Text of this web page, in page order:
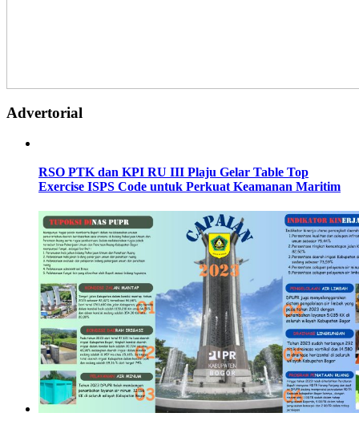
Advertorial
RSO PTK dan KPI RU III Plaju Gelar Table Top
Exercise ISPS Code untuk Perkuat Keamanan Maritim